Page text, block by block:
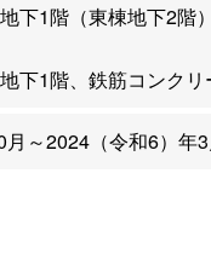
下1階（東棟地下2階
下1階、鉄筋コンクリ
～2024（令和6）年3